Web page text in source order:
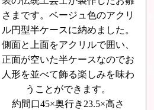
さまです。ベージュ色のアクリ
ル円型半ケースに納めました。
側面と上面をアクリルで囲い、
正面が空いた半ケースなのでお
人形を並べて飾る楽しみを味わ
うことができます。
約間口45×奥行き23.5×高さ